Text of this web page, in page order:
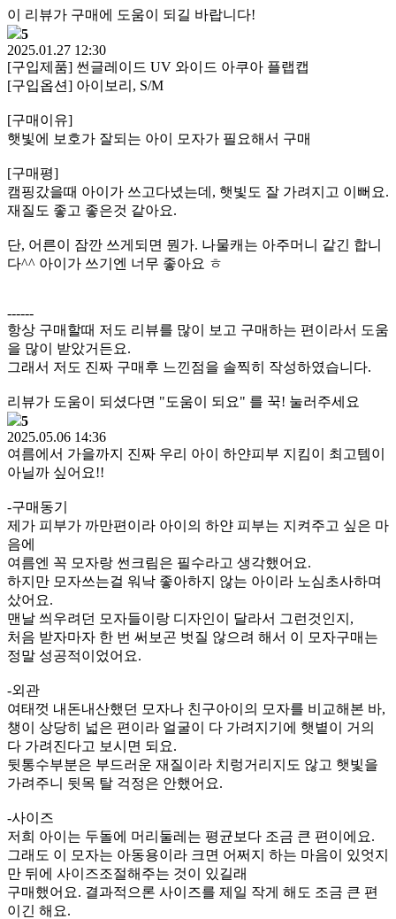
이 리뷰가 구매에 도움이 되길 바랍니다!
5
2025.01.27 12:30
[구입제품] 썬글레이드 UV 와이드 아쿠아 플랩캡
[구입옵션] 아이보리, S/M
[구매이유]
햇빛에 보호가 잘되는 아이 모자가 필요해서 구매
[구매평]
캠핑갔을때 아이가 쓰고다녔는데, 햇빛도 잘 가려지고 이뻐요.
재질도 좋고 좋은것 같아요.
단, 어른이 잠깐 쓰게되면 뭔가. 나물캐는 아주머니 같긴 합니
다^^ 아이가 쓰기엔 너무 좋아요 ㅎ
------
항상 구매할때 저도 리뷰를 많이 보고 구매하는 편이라서 도움
을 많이 받았거든요.
그래서 저도 진짜 구매후 느낀점을 솔찍히 작성하였습니다.
리뷰가 도움이 되셨다면 "도움이 되요" 를 꾹! 눌러주세요
5
2025.05.06 14:36
여름에서 가을까지 진짜 우리 아이 하얀피부 지킴이 최고템이
아닐까 싶어요!!
-구매동기
제가 피부가 까만편이라 아이의 하얀 피부는 지켜주고 싶은 마
음에
여름엔 꼭 모자랑 썬크림은 필수라고 생각했어요.
하지만 모자쓰는걸 워낙 좋아하지 않는 아이라 노심초사하며
샀어요.
맨날 씌우려던 모자들이랑 디자인이 달라서 그런것인지,
처음 받자마자 한 번 써보곤 벗질 않으려 해서 이 모자구매는
정말 성공적이었어요.
-외관
여태껏 내돈내산했던 모자나 친구아이의 모자를 비교해본 바,
챙이 상당히 넓은 편이라 얼굴이 다 가려지기에 햇볕이 거의
다 가려진다고 보시면 되요.
뒷통수부분은 부드러운 재질이라 치렁거리지도 않고 햇빛을
가려주니 뒷목 탈 걱정은 안했어요.
-사이즈
저희 아이는 두돌에 머리둘레는 평균보다 조금 큰 편이에요.
그래도 이 모자는 아동용이라 크면 어쩌지 하는 마음이 있엇지
만 뒤에 사이즈조절해주는 것이 있길래
구매했어요. 결과적으론 사이즈를 제일 작게 해도 조금 큰 편
이긴 해요.